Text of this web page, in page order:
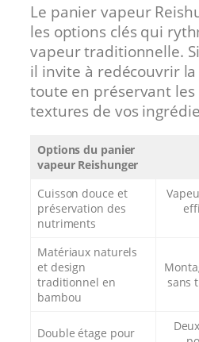
Le panier vapeur
les options clés qui
vapeur traditionnelle.
il invite à redécouvrir la
toute en préservant les
textures de vos
Options du panier
vapeur Reishunger
Cuisson douce et
préservation des
nutriments
Matériaux naturels
et design
traditionnel en
bambou
sans
Double étage pour